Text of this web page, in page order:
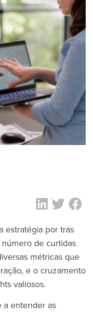
estratégia por trás
de curtidas
métricas que
e o cruzamento
valiosos.
a entender as